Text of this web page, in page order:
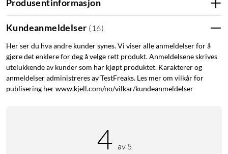
Produsentinformasjon
Kundeanmeldelser ( 16)
Her ser du hva andre kunder synes. Vi viser alle anmeldelser for å
gjøre det enklere for deg å velge rett produkt. Anmeldelsene skrives
utelukkende av kunder som har kjøpt produktet. Karakterer og
anmeldelser administreres av TestFreaks. Les mer om vilkår for
publisering her www.kjell.com/no/vilkar/kundeanmeldelser
4 av 5